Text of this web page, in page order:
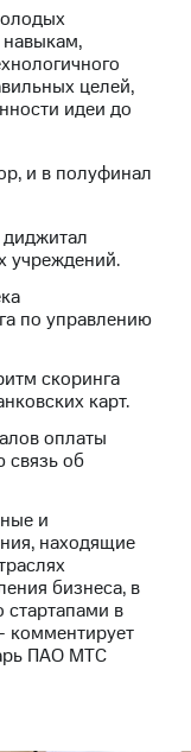
целей,
идеи до
и в полуфинал
учреждений.
по управлению
скоринга
карт.
оплаты
связь об
и
находящие
бизнеса, в
стартапами в
комментирует
ПАО МТС